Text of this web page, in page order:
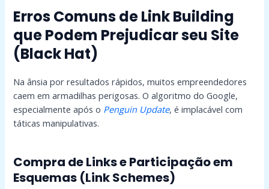
Erros Comuns de Link Building
que Podem Prejudicar seu Site
(Black Hat)
Na ânsia por resultados rápidos, muitos empreendedores
caem em armadilhas perigosas. O algoritmo do Google,
especialmente após o Penguin Update, é implacável com
táticas manipulativas.
Compra de Links e Participação em
Esquemas (Link Schemes)